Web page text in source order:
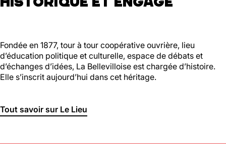
Lun, Mar : Fermé
Du Mercredi au Dimanche
Nous suivre
En savoir plus
Fondée en 1877, tour à tour coopérative ouvrière, lieu
d’éducation politique et culturelle, espace de débats et
d’échanges d’idées, La Bellevilloise est chargée d’histoire.
Elle s’inscrit aujourd’hui dans cet héritage.
Tout savoir sur Le Lieu